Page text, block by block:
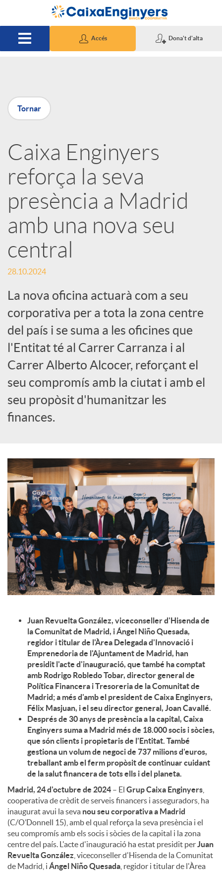
Salta al contingut principal
Accés Dona't d'alta
P
u
b
l
i
c
d
o
r
d
c
o
n
t
i
s
Tornar
Caixa Enginyers
reforça la seva
presència a Madrid
amb una nova seu
central
28.10.2024
La nova oficina actuarà com a seu
corporativa per a tota la zona centre
del país i se suma a les oficines que
l'Entitat té al Carrer Carranza i al
Carrer Alberto Alcocer, reforçant el
seu compromís amb la ciutat i amb el
seu propòsit d'humanitzar les
finances.
Juan Revuelta González, viceconseller d'Hisenda de
la Comunitat de Madrid, i Ángel Niño Quesada,
regidor i titular de l'Àrea Delegada d'Innovació i
Emprenedoria de l'Ajuntament de Madrid, han
presidit l'acte d'inauguració, que també ha comptat
amb Rodrigo Robledo Tobar, director general de
Política Financera i Tresoreria de la Comunitat de
Madrid; a més d'amb el president de Caixa Enginyers,
Félix Masjuan, i el seu director general, Joan Cavallé.
Després de 30 anys de presència a la capital, Caixa
Enginyers suma a Madrid més de 18.000 socis i sòcies,
que són clients i propietaris de l'Entitat. També
gestiona un volum de negoci de 737 milions d'euros,
treballant amb el ferm propòsit de continuar cuidant
de la salut financera de tots ells i del planeta.
Madrid, 24 d'octubre de 2024 – El Grup Caixa Enginyers
cooperativa de crèdit de serveis financers i asseguradors, ha
inaugurat avui la seva nou seu corporativa a Madrid
(C/O’Donnell 15), amb el qual reforça la seva presència i el
seu compromís amb els socis i sòcies de la capital i la zona
centre del país. L'acte d'inauguració ha estat presidit perJuan
Revuelta González , viceconseller d'Hisenda de la Comunitat
de Madrid, i Ángel Niño Quesada , regidor i titular de l'Àrea